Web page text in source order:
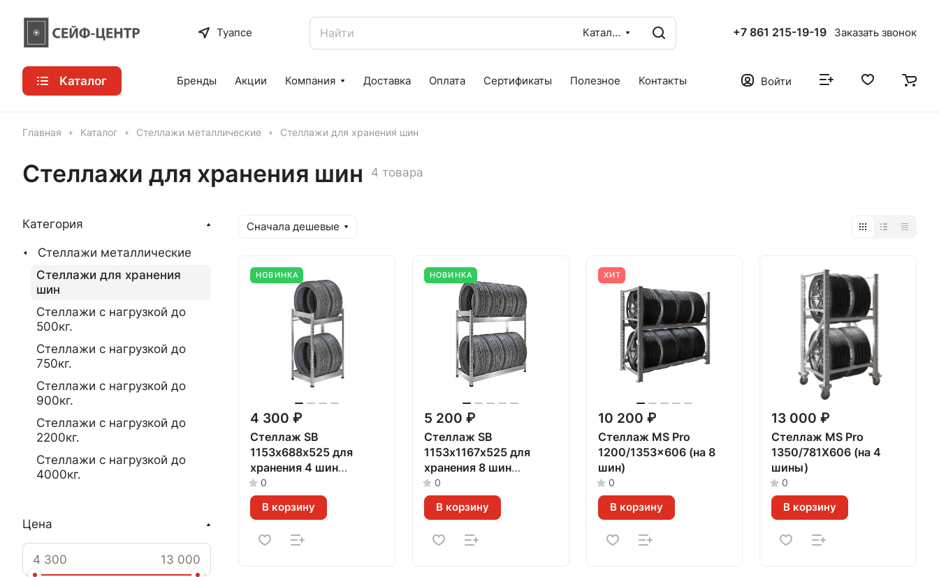
Туапсе Каталог +7 861 215-19-19 Заказать звонок
Каталог Бренды Акции Компания Доставка Оплата Сертификаты Полезное Контакты Войти
Главная Каталог Стеллажи металлические Стеллажи для хранения шин
Стеллажи для хранения шин 4 товара
Сначала дешевые
НОВИНКА
4 300 ₽
Стеллаж SB
1153х688х525 для
хранения 4 шин
(оцинкованный)
0
В корзину
НОВИНКА
5 200 ₽
Стеллаж SB
1153х1167х525 для
хранения 8 шин
(оцинкованный)
0
В корзину
ХИТ
10 200 ₽
Стеллаж MS Pro
1200/1353x606 (на 8
шин)
0
В корзину
13 000 ₽
Стеллаж MS Pro
1350/781X606 (на 4
шины)
0
В корзину
Категория
Стеллажи металлические
Стеллажи для хранения
шин
Стеллажи с нагрузкой до
500кг.
Стеллажи с нагрузкой до
750кг.
Стеллажи с нагрузкой до
900кг.
Стеллажи с нагрузкой до
2200кг.
Стеллажи с нагрузкой до
4000кг.
Цена